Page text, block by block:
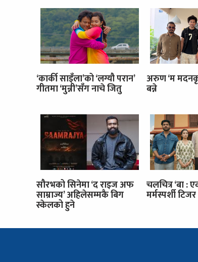
‘कार्की साइँला’को ‘लग्यौ परान’
गीतमा ‘मुन्नी’सँग नाचे जितु
अरुण ‘म
बन्ने
सौरभको सिनेमा ‘द राइज अफ
साम्राज्य’ अहिलेसम्मकै बिग
स्केलको हुने
चलचित्र ‘बा :
मर्मस्पर्शी टिजर